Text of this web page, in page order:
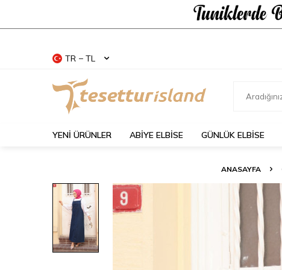
TR − TL
YENİ ÜRÜNLER ABİYE ELBİSE GÜNLÜK ELBİSE
ANASAYFA